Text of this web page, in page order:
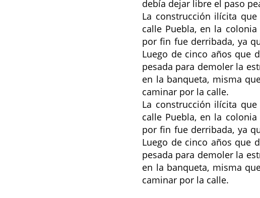
debía dejar libre el paso
La construcción ilícita
calle Puebla, en la
por fin fue derribada, ya
Luego de cinco años que
pesada para demoler la
en la banqueta, misma
caminar por la calle.
La construcción ilícita
calle Puebla, en la
por fin fue derribada, ya
Luego de cinco años que
pesada para demoler la
en la banqueta, misma
caminar por la calle.